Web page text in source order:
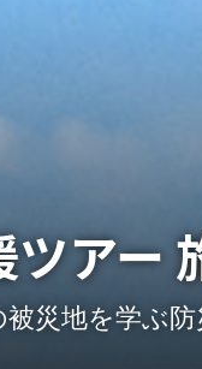
アー
災地を学ぶ